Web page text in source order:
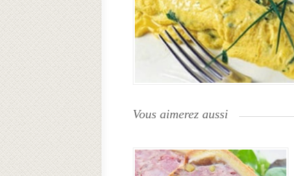
Vous aimerez aussi